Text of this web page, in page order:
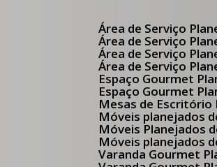
Área de Serviço
Área de Serviço
Área de Serviço
Área de Serviço
Espaço Gourmet
Espaço Gourmet
Mesas de
Móveis planejados
Móveis
Móveis
Varanda Gourmet